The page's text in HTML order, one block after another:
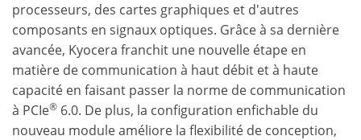
processeurs, des cartes graphiques et d'autres
composants en signaux optiques. Grâce à sa dernière
avancée, Kyocera franchit une nouvelle étape en
matière de communication à haut débit et à haute
capacité en faisant passer la norme de communication
à PCIe® 6.0. De plus, la configuration enfichable du
nouveau module améliore la flexibilité de conception,